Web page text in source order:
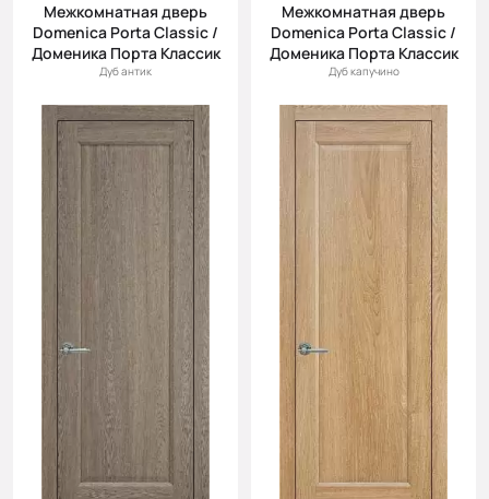
Межкомнатная дверь
Domenica Porta Classic /
Доменика Порта Классик
Дуб антик
Межкомнатная дверь
Domenica Porta Classic /
Доменика Порта Классик
Дуб капучино